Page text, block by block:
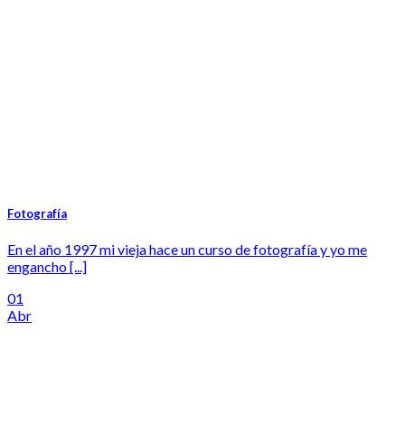
Fotografía
En el año 1997 mi vieja hace un curso de fotografía y yo me
engancho [...]
01
Abr